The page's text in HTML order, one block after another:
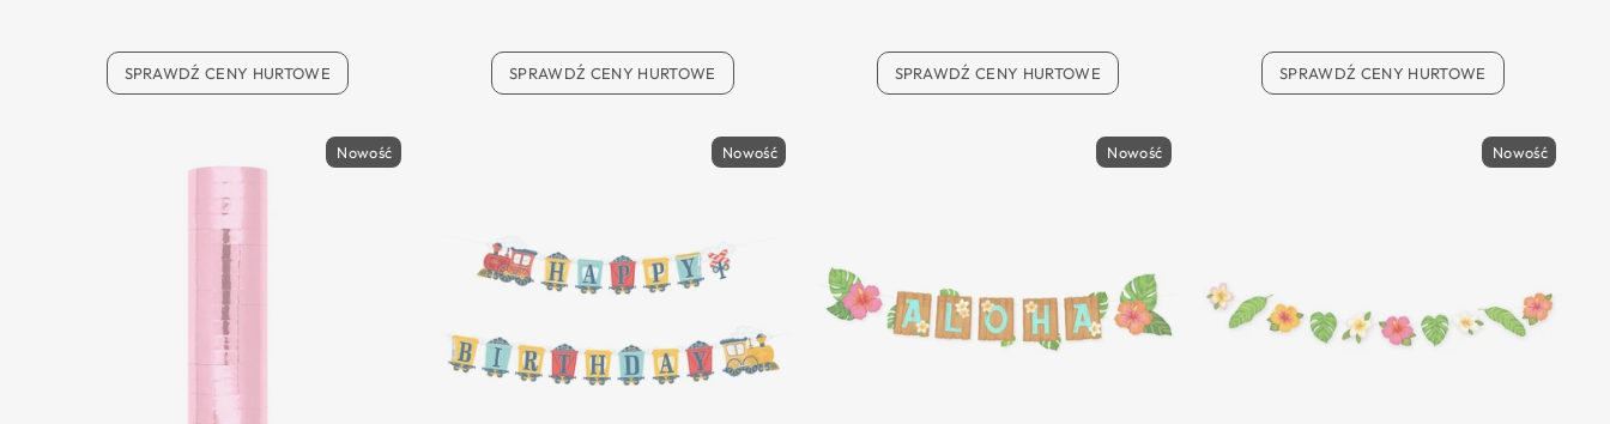
SPRAWDŹ CENY HURTOWE SPRAWDŹ CENY HURTOWE SPRAWDŹ CENY HURTOWE SPRAWDŹ CENY HURTOWE
Nowość Nowość Nowość Nowość